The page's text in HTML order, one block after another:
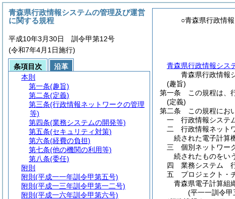
○青森県行政情
青森県行政情報シス
青森県行政情報
(趣旨)
第一条
この規程は、
(定義)
第二条
この規程にお
一
行政情報システ
二
行政情報ネット
続された電子計算
三
個別ネットワー
続されたものをい
四
業務システム
五
プロジェクト・
青森県電子計算組
(平一一訓令
青森県行政情報システムの管理及び運営
に関する規程
平成10年3月30日 訓令甲第12号
(令和7年4月1日施行)
条項目次
沿革
本則
第一条(趣旨)
第二条(定義)
第三条(行政情報ネットワークの管理
等)
第四条(業務システムの開発等)
第五条(セキュリティ対策)
第六条(経費の負担)
第七条(他の機関の利用等)
第八条(委任)
附則
附則 (平成一一年訓令甲第五号)
附則 (平成一三年訓令甲第一二号)
附則 (平成一六年訓令甲第六号)